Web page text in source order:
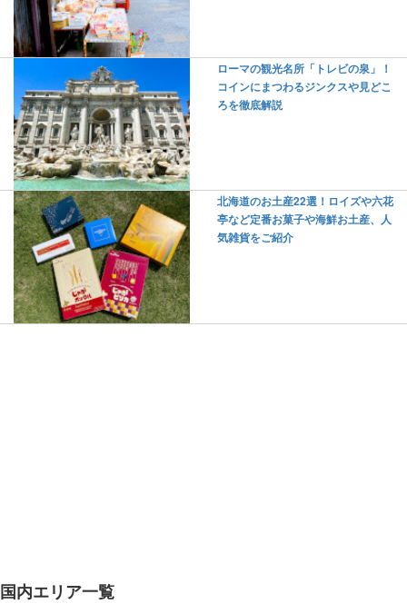
ローマの観光名所「トレビの泉」！
コインにまつわるジンクスや見どこ
ろを徹底解説
北海道のお土産22選！ロイズや六花
亭など定番お菓子や海鮮お土産、人
気雑貨をご紹介
国内エリア一覧